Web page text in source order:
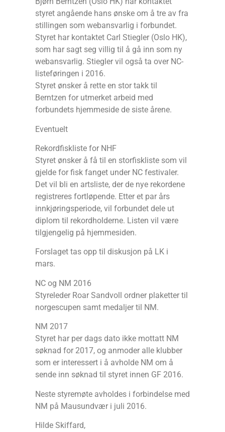
styret angående hans ønske om å tre av fra
stillingen som webansvarlig i forbundet.
Styret har kontaktet Carl Stiegler (Oslo HK),
som har sagt seg villig til å gå inn som ny
webansvarlig. Stiegler vil også ta over NC-
listeføringen i 2016.
Styret ønsker å rette en stor takk til
Berntzen for utmerket arbeid med
forbundets hjemmeside de siste årene.
Eventuelt
Rekordfiskliste for NHF
Styret ønsker å få til en storfiskliste som vil
gjelde for fisk fanget under NC festivaler.
Det vil bli en artsliste, der de nye rekordene
registreres fortløpende. Etter et par års
innkjøringsperiode, vil forbundet dele ut
diplom til rekordholderne. Listen vil være
tilgjengelig på hjemmesiden.
Forslaget tas opp til diskusjon på LK i
mars.
NC og NM 2016
Styreleder Roar Sandvoll ordner plaketter til
norgescupen samt medaljer til NM.
NM 2017
Styret har per dags dato ikke mottatt NM
søknad for 2017, og anmoder alle klubber
som er interessert i å avholde NM om å
sende inn søknad til styret innen GF 2016.
Neste styremøte avholdes i forbindelse med
NM på Mausundvær i juli 2016.
Hilde Skiffard,